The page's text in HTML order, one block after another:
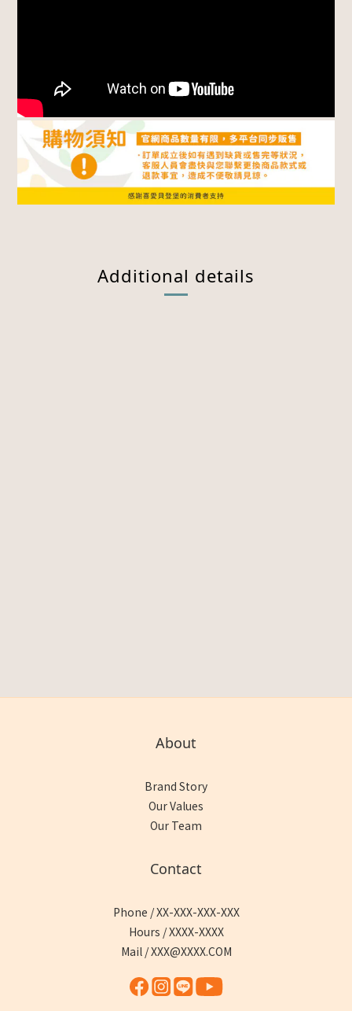
Additional details
About
Brand Story
Our Values
Our Team
Contact
Phone / XX-XXX-XXX-XXX
Hours / XXXX-XXXX
Mail / XXX@XXXX.COM